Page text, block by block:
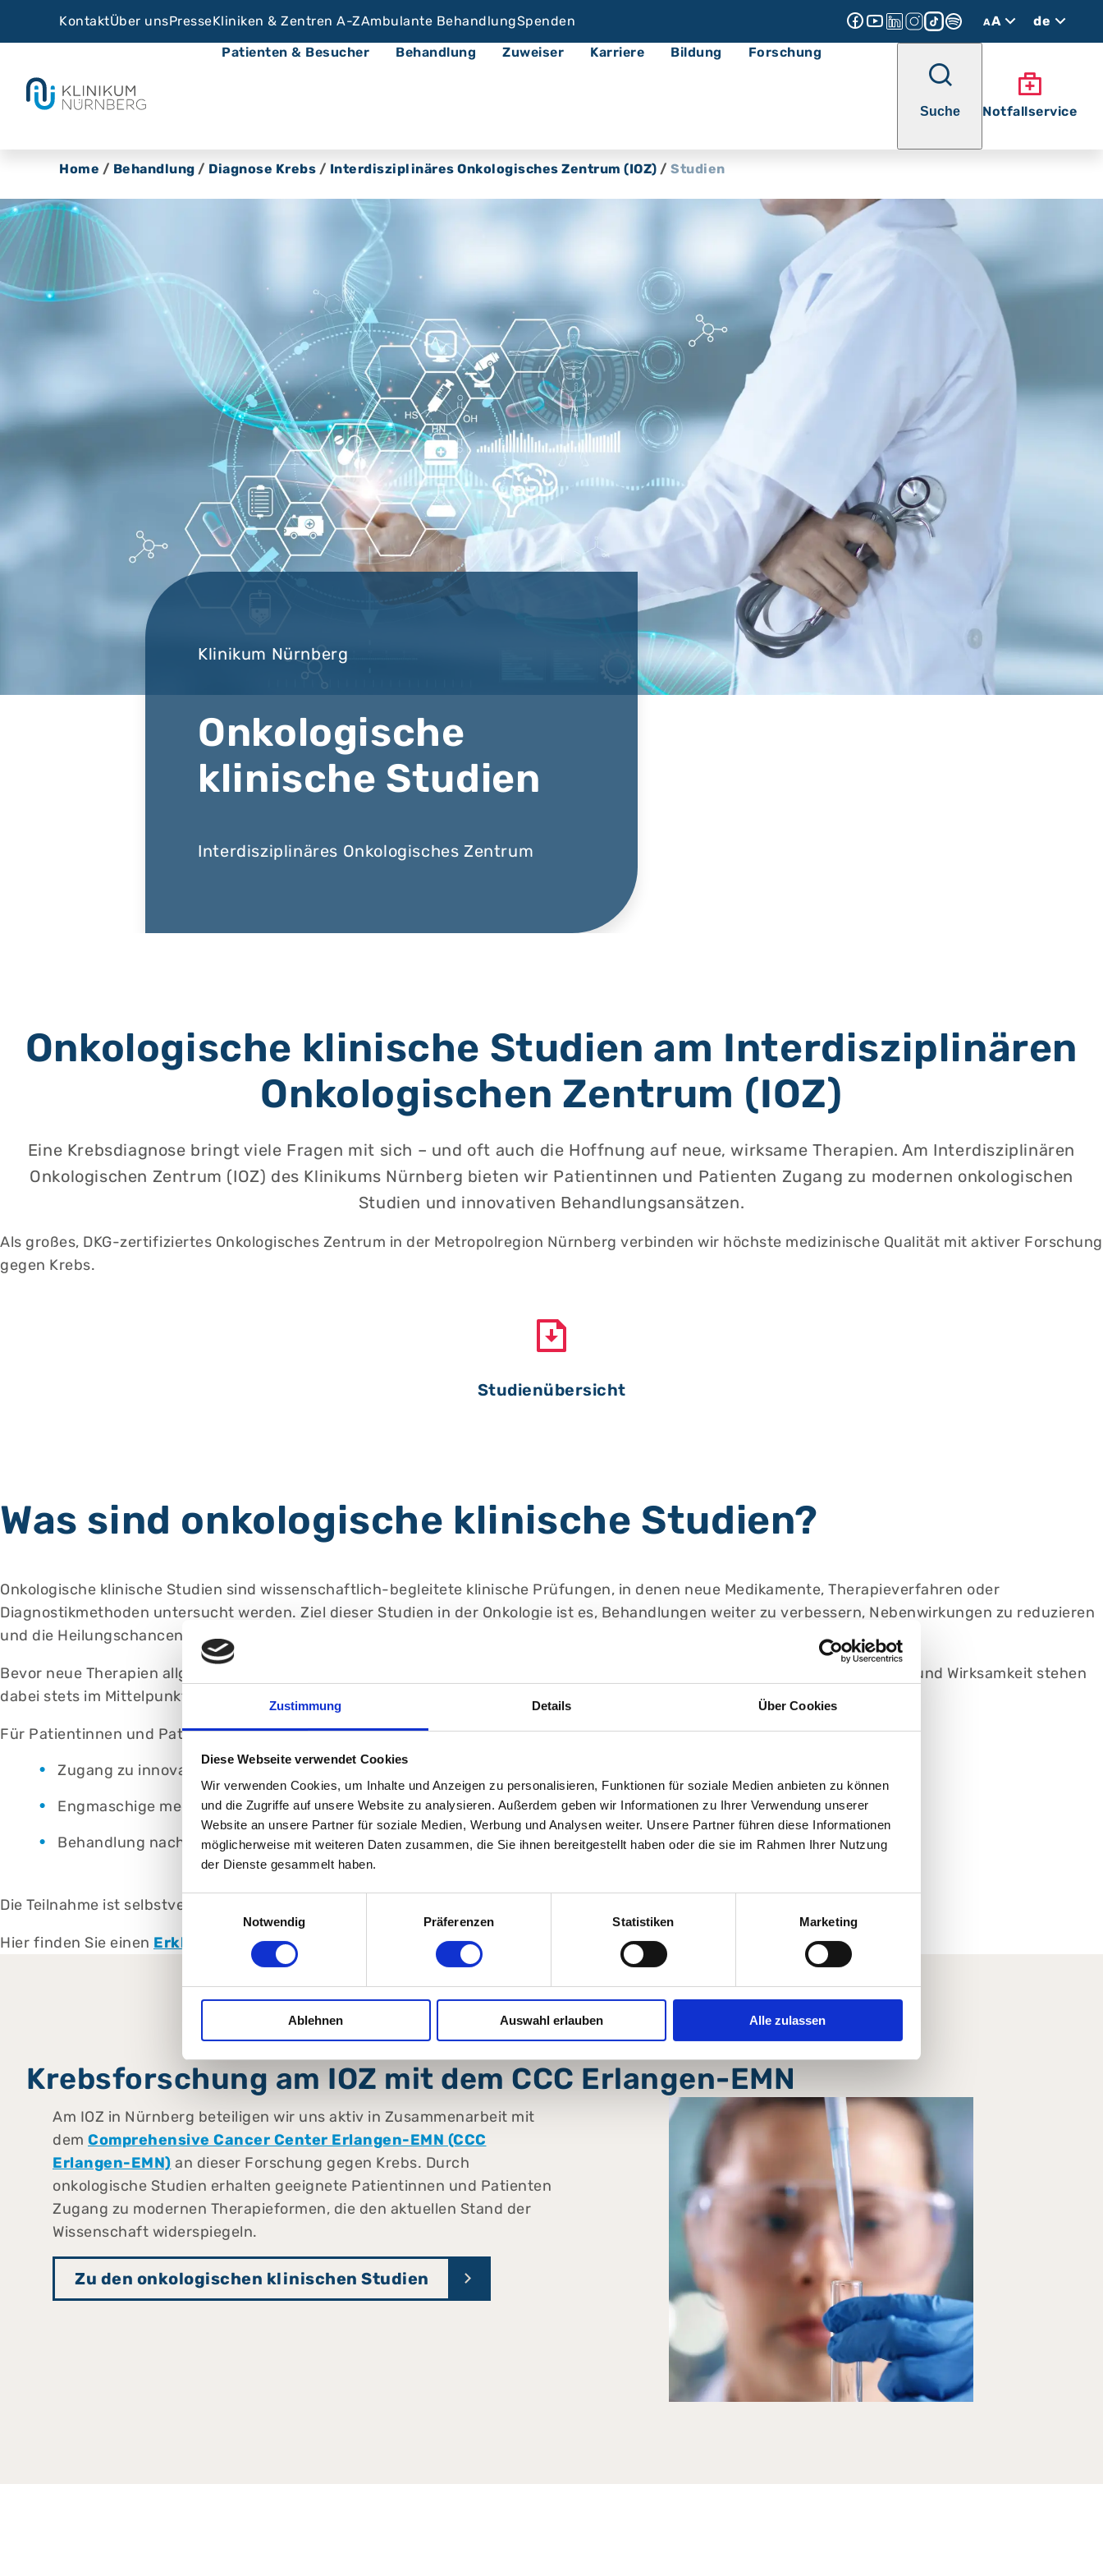
Zustimmung Details Über Cookies
Diese Webseite verwendet Cookies
Wir verwenden Cookies, um Inhalte und Anzeigen zu personalisieren, Funktionen für soziale Medien anbieten zu können
und die Zugriffe auf unsere Website zu analysieren. Außerdem geben wir Informationen zu Ihrer Verwendung unserer
Website an unsere Partner für soziale Medien, Werbung und Analysen weiter. Unsere Partner führen diese Informationen
möglicherweise mit weiteren Daten zusammen, die Sie ihnen bereitgestellt haben oder die sie im Rahmen Ihrer Nutzung
der Dienste gesammelt haben.
Einwilligungsauswahl
Notwendig
Präferenzen Statistiken Marketing
Ablehnen Auswahl erlauben Alle zulassen
KontaktÜber unsPresseKliniken & Zentren A-ZAmbulante BehandlungSpenden AA
de
Patienten & Besucher
Behandlung Zuweiser Karriere Bildung Forschung
Suche Notfallservice
Home / Behandlung / Diagnose Krebs / Interdisziplinäres Onkologisches Zentrum (IOZ) / Studien
Klinikum Nürnberg
Onkologische
klinische Studien
Interdisziplinäres Onkologisches Zentrum
Onkologische klinische Studien am Interdisziplinären
Onkologischen Zentrum (IOZ)
Eine Krebsdiagnose bringt viele Fragen mit sich – und oft auch die Hoffnung auf neue, wirksame Therapien. Am Interdisziplinären
Onkologischen Zentrum (IOZ) des Klinikums Nürnberg bieten wir Patientinnen und Patienten Zugang zu modernen onkologischen
Studien und innovativen Behandlungsansätzen.
Als großes, DKG-zertifiziertes Onkologisches Zentrum in der Metropolregion Nürnberg verbinden wir höchste medizinische Qualität mit aktiver Forschung
gegen Krebs.
Studienübersicht
Was sind onkologische klinische Studien?
Onkologische klinische Studien sind wissenschaftlich-begleitete klinische Prüfungen, in denen neue Medikamente, Therapieverfahren oder
Diagnostikmethoden untersucht werden. Ziel dieser Studien in der Onkologie ist es, Behandlungen weiter zu verbessern, Nebenwirkungen zu reduzieren
und die Heilungschancen zu erhöhen.
Bevor neue Therapien allgemein eingesetzt werden dürfen, werden sie in klar definierten Phasen sorgfältig geprüft. Sicherheit und Wirksamkeit stehen
dabei stets im Mittelpunkt.
Für Patientinnen und Patienten bietet die Teilnahme an onkologischen Studien:
Zugang zu innovativen Therapien, die noch nicht breit verfügbar sind
Engmaschige medizinische Betreuung
Behandlung nach höchsten wissenschaftlichen Standards
Die Teilnahme ist selbstverständlich freiwillig. Vor der Teilnahme an einer Studie erfolgt eine umfassende ärztliche Aufklärung.
Hier finden Sie einen Erklärfilm
Krebsforschung am IOZ mit dem CCC Erlangen-EMN
Am IOZ in Nürnberg beteiligen wir uns aktiv in Zusammenarbeit mit
dem Comprehensive Cancer Center Erlangen-EMN (CCC
Erlangen-EMN) an dieser Forschung gegen Krebs. Durch
onkologische Studien erhalten geeignete Patientinnen und Patienten
Zugang zu modernen Therapieformen, die den aktuellen Stand der
Wissenschaft widerspiegeln.
Zu den onkologischen klinischen Studien